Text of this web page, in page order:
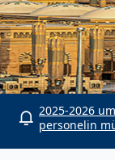
2025-2026
personelin